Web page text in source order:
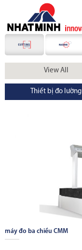
content
View All
Thiết bị đo lường
máy đo ba chiều CMM